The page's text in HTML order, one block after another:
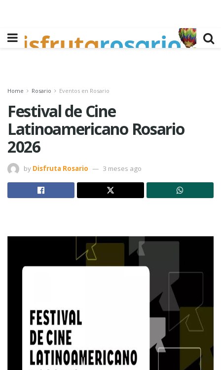
Home Rosario Eventos en Rosario
Festival de Cine
Latinoamericano Rosario
2026
by Disfruta Rosario 3 meses ago